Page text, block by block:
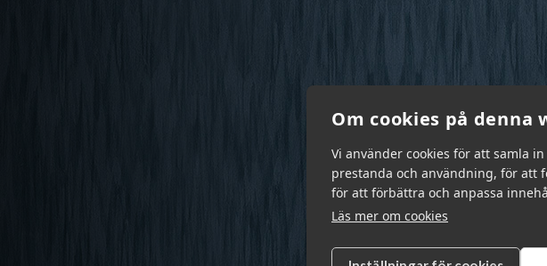
Om cookies på denna
Vi använder cookies för att samla
prestanda och användning, för att
för att förbättra och anpassa
Läs mer om cookies